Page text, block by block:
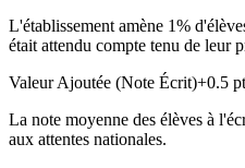
L'établissement amène 1%
était attendu compte tenu de leur
Valeur Ajoutée (Note Écrit)+0.5
La note moyenne des élèves à
aux attentes nationales.